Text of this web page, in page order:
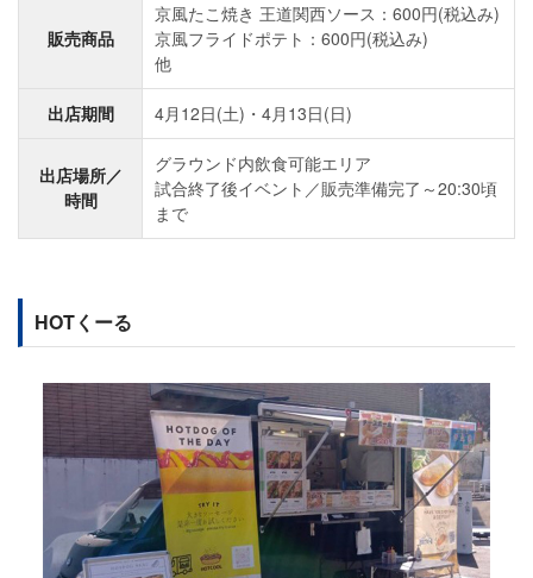
販売商品
京風たこ焼き 王道関西ソース：600円(税込み)
京風フライドポテト：600円(税込み)
他
出店期間 4月12日(土)・4月13日(日)
出店場所／
時間
グラウンド内飲食可能エリア
試合終了後イベント／販売準備完了～20:30頃
まで
HOTくーる